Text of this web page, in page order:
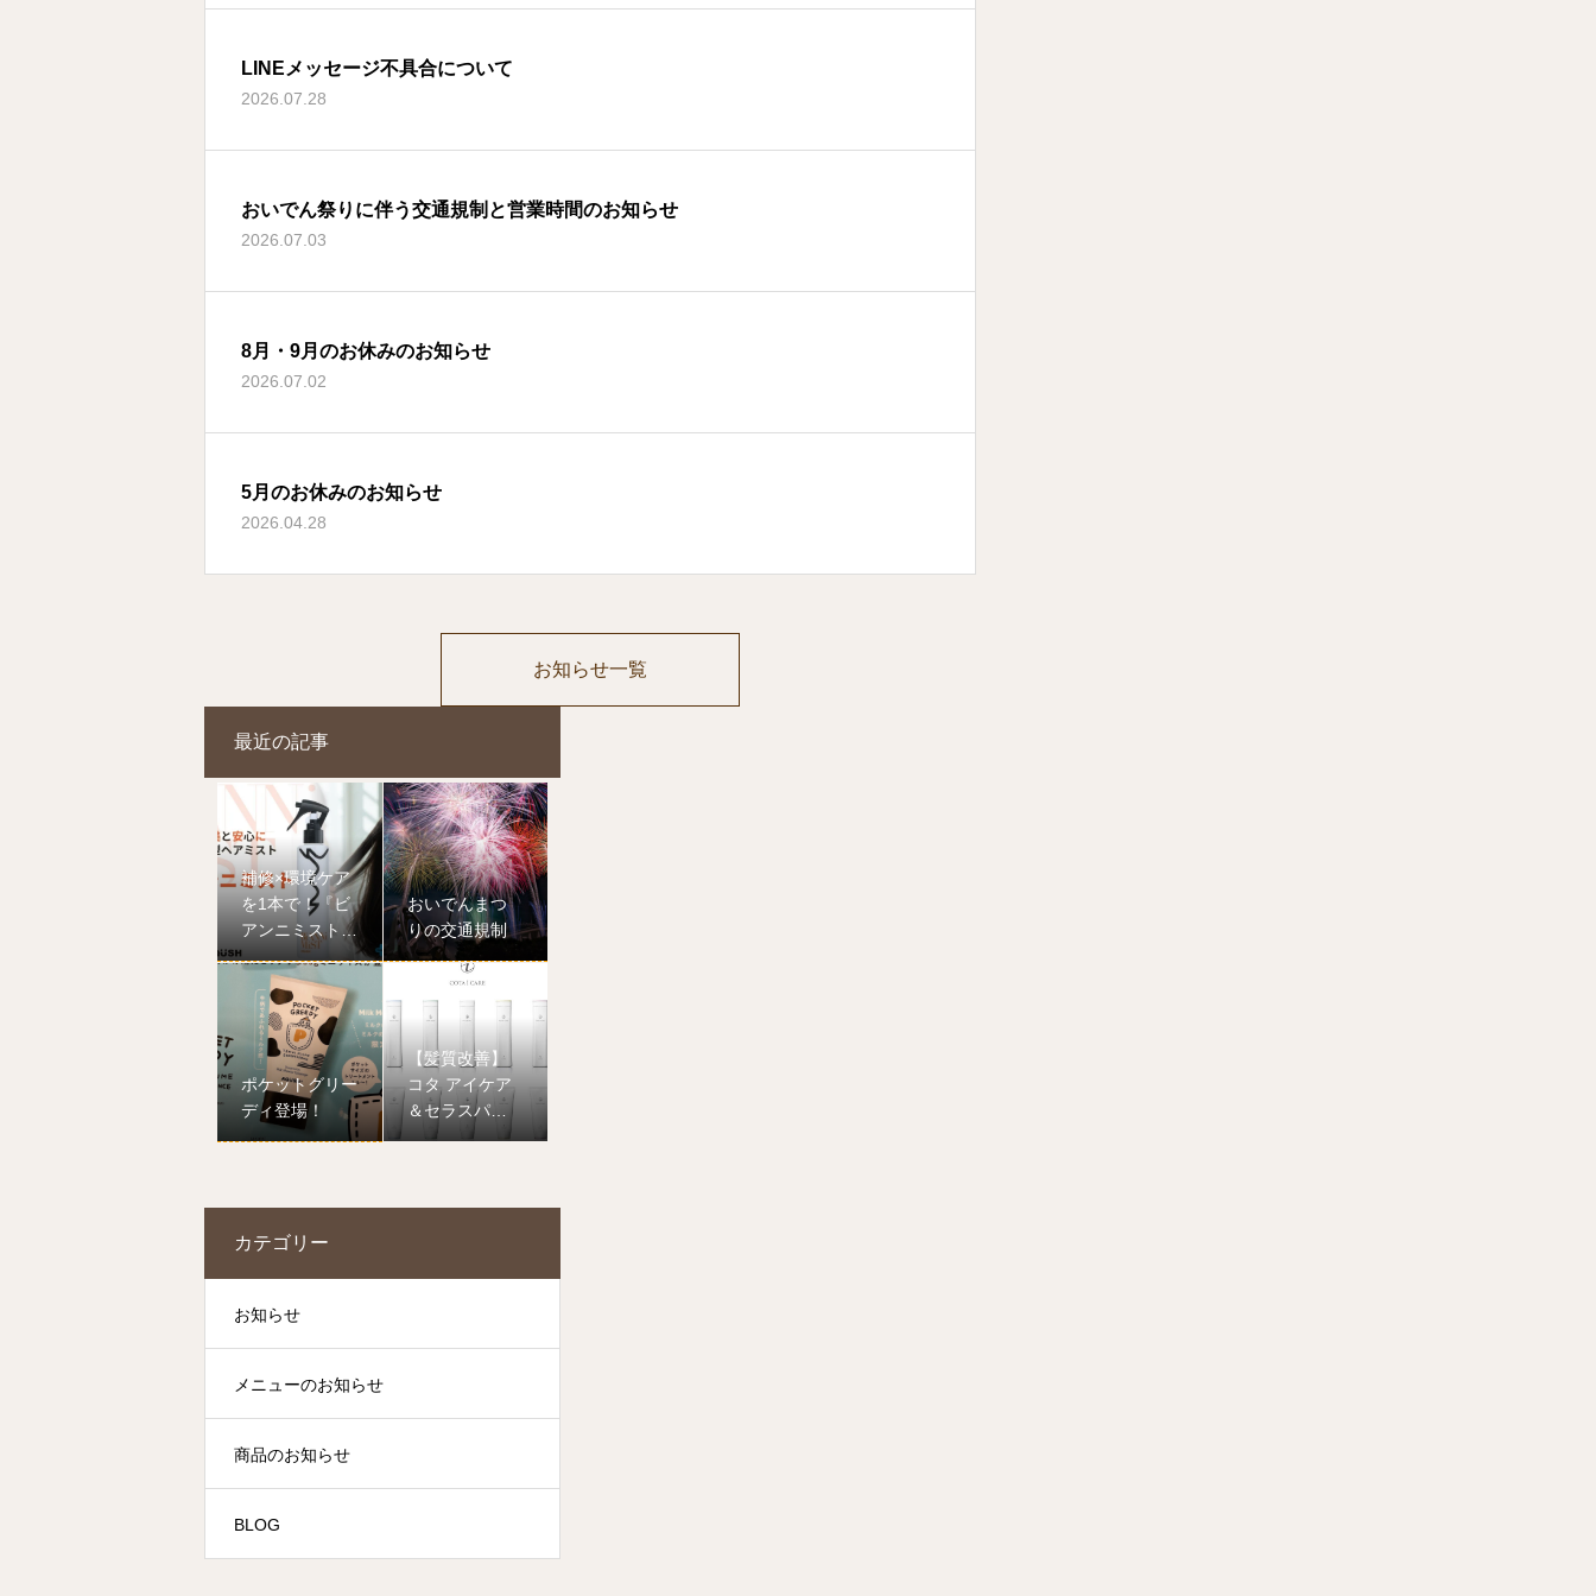
LINEメッセージ不具合について
2026.07.28
おいでん祭りに伴う交通規制と営業時間のお知らせ
2026.07.03
8月・9月のお休みのお知らせ
2026.07.02
5月のお休みのお知らせ
2026.04.28
お知らせ一覧
最近の記事
補修×環境ケア
を1本で！『ビ
アンニミスト』
でうるツヤ髪を
叶える新習慣
おいでんまつ
りの交通規制
ポケットグリー
ディ登場！
【髪質改善】
コタ アイケア
＆セラスパ登
場！
カテゴリー
お知らせ
メニューのお知らせ
商品のお知らせ
BLOG